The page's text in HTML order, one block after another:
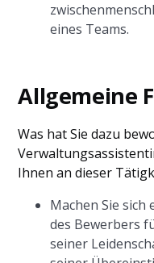
eines Teams.
Allgemeine
Was hat Sie dazu
Ihnen an dieser
Machen Sie
des Bewerbers
seiner